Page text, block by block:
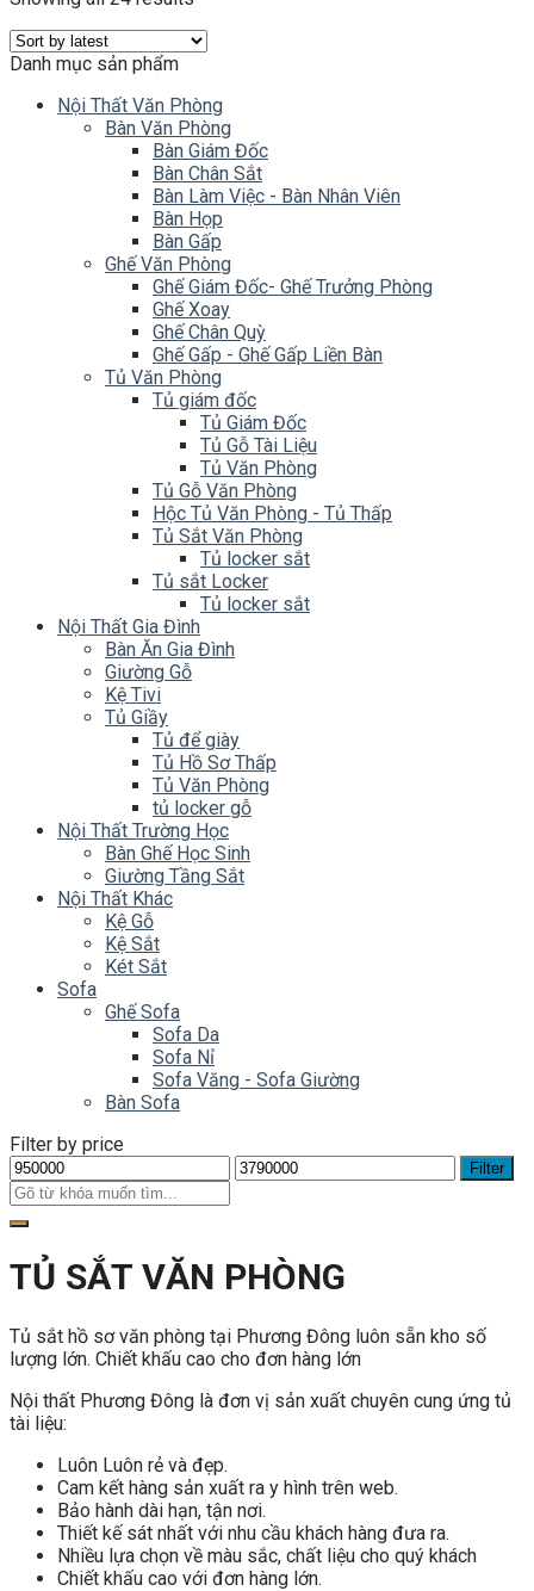
Danh mục sản phẩm
Nội Thất Văn Phòng
Bàn Văn Phòng
Bàn Giám Đốc
Bàn Chân Sắt
Bàn Làm Việc - Bàn Nhân Viên
Bàn Họp
Bàn Gấp
Ghế Văn Phòng
Ghế Giám Đốc- Ghế Trưởng Phòng
Ghế Xoay
Ghế Chân Quỳ
Ghế Gấp - Ghế Gấp Liền Bàn
Tủ Văn Phòng
Tủ giám đốc
Tủ Giám Đốc
Tủ Gỗ Tài Liệu
Tủ Văn Phòng
Tủ Gỗ Văn Phòng
Hộc Tủ Văn Phòng - Tủ Thấp
Tủ Sắt Văn Phòng
Tủ locker sắt
Tủ sắt Locker
Tủ locker sắt
Nội Thất Gia Đình
Bàn Ăn Gia Đình
Giường Gỗ
Kệ Tivi
Tủ Giầy
Tủ để giày
Tủ Hồ Sơ Thấp
Tủ Văn Phòng
tủ locker gỗ
Nội Thất Trường Học
Bàn Ghế Học Sinh
Giường Tầng Sắt
Nội Thất Khác
Kệ Gỗ
Kệ Sắt
Két Sắt
Sofa
Ghế Sofa
Sofa Da
Sofa Nỉ
Sofa Văng - Sofa Giường
Bàn Sofa
Filter by price
Filter
TỦ SẮT VĂN PHÒNG
Tủ sắt hồ sơ văn phòng tại Phương Đông luôn sẵn kho số
lượng lớn. Chiết khấu cao cho đơn hàng lớn
Nội thất Phương Đông là đơn vị sản xuất chuyên cung ứng tủ
tài liệu:
Luôn Luôn rẻ và đẹp.
Cam kết hàng sản xuất ra y hình trên web.
Bảo hành dài hạn, tận nơi.
Thiết kế sát nhất với nhu cầu khách hàng đưa ra.
Nhiều lựa chọn về màu sắc, chất liệu cho quý khách
Chiết khấu cao với đơn hàng lớn.